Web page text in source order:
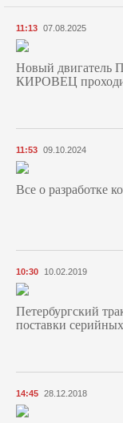
11:13 07.08.2025
Новый двигатель
КИРОВЕЦ
11:53 09.10.2024
Все о разработке
10:30 10.02.2019
Петербургский
поставки
14:45 28.12.2018